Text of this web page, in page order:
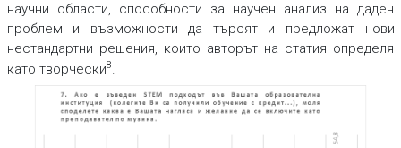
научни области, способности за научен анализ на даден
проблем и възможности да търсят и предложат нови
нестандартни решения, които авторът на статия определя
като творчески8.